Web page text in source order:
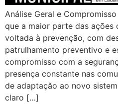
Análise Geral e
que a maior parte das ações
voltada à prevenção, com
patrulhamento preventivo e
compromisso com a
presença constante nas
de adaptação ao novo
claro […]